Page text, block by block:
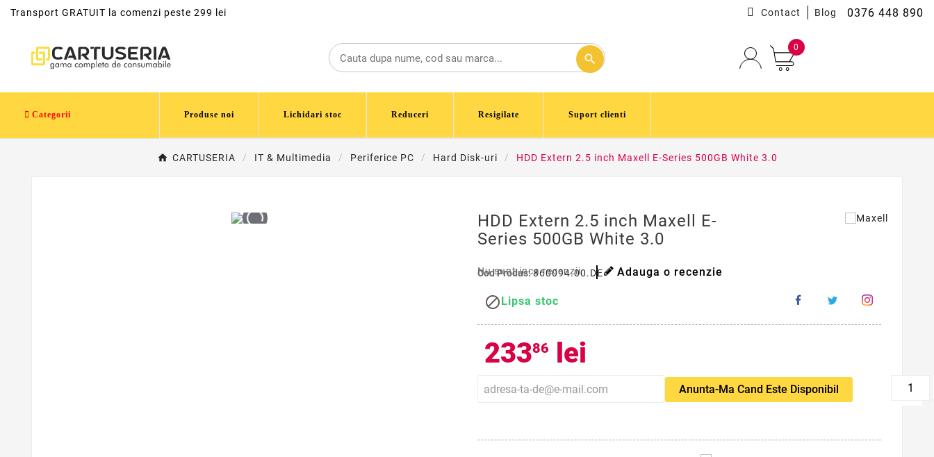
0376 448 890
Transport GRATUIT la comenzi peste 299 lei Contact Blog
search
0
Categorii Produse noi Lichidari stoc Reduceri Resigilate Suport clienti
CARTUSERIA IT & Multimedia Periferice PC Hard Disk-uri HDD Extern 2.5 inch Maxell E-Series 500GB White 3.0
HDD Extern 2.5 inch Maxell E-
Series 500GB White 3.0
Cod Produs:860094.00.DE
Nu sunt inca recenzii Adauga o recenzie
 Lipsa stoc
23386 lei
Anunta-Ma Cand Este Disponibil favorite_border